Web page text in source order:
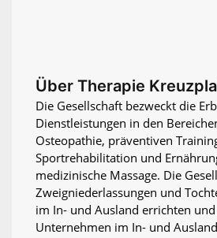
Über Therapie
Die Gesellschaft bezweckt die
Dienstleistungen in den
Osteopathie, präventiven
Sportrehabilitation und
medizinische Massage. Die
Zweigniederlassungen und
im In- und Ausland errichten
Unternehmen im In- und